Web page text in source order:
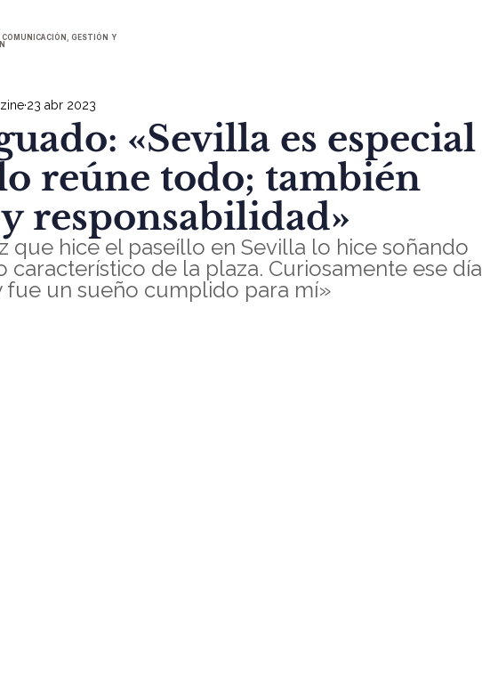
COMUNICACIÓN, GESTIÓN Y
«Sevilla es especial
reúne todo; también
responsabilidad»
23 abr 2023
que hice el paseíllo en Sevilla lo hice soñando
característico de la plaza. Curiosamente ese día
fue un sueño cumplido para mí»